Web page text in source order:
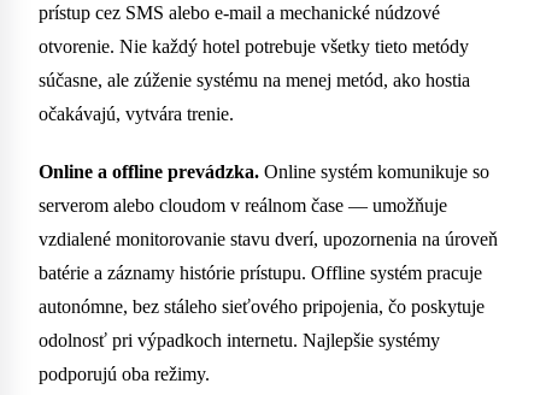
prístup cez SMS alebo e-mail a mechanické núdzové
otvorenie. Nie každý hotel potrebuje všetky tieto metódy
súčasne, ale zúženie systému na menej metód, ako hostia
očakávajú, vytvára trenie.
Online a offline prevádzka. Online systém komunikuje so
serverom alebo cloudom v reálnom čase — umožňuje
vzdialené monitorovanie stavu dverí, upozornenia na úroveň
batérie a záznamy histórie prístupu. Offline systém pracuje
autonómne, bez stáleho sieťového pripojenia, čo poskytuje
odolnosť pri výpadkoch internetu. Najlepšie systémy
podporujú oba režimy.